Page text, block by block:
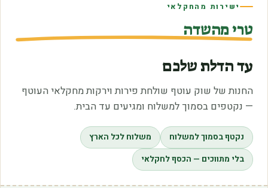
ישירות מהחקלאי
טרי מהשדה
עד הדלת שלכם
החנות של שוק עוטף שולחת פירות וירקות מחקלאי העוטף
— נקטפים בסמוך למשלוח ומגיעים עד הבית.
נקטף בסמוך למשלוח
משלוח לכל הארץ
בלי מתווכים — הכסף לחקלאי